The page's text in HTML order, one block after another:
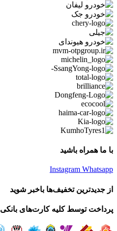
با ما همراه باشید
Instagram Whatsapp
از جدیدترین تخفیف‌ها باخبر شوید
پرداخت توسط کلیه کارت‌های بانکی